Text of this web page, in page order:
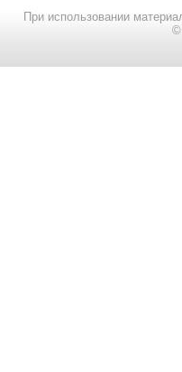
При использовании